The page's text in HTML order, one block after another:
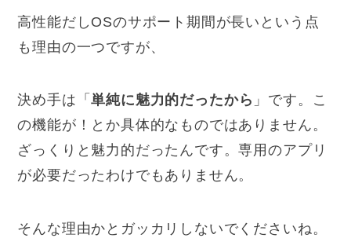
高性能だしOSのサポート期間が長いという点
も理由の一つですが、
決め手は「単純に魅力的だったから 」です。こ
の機能が！とか具体的なものではありません。
ざっくりと魅力的だったんです。専用のアプリ
が必要だったわけでもありません。
そんな理由かとガッカリしないでくださいね。